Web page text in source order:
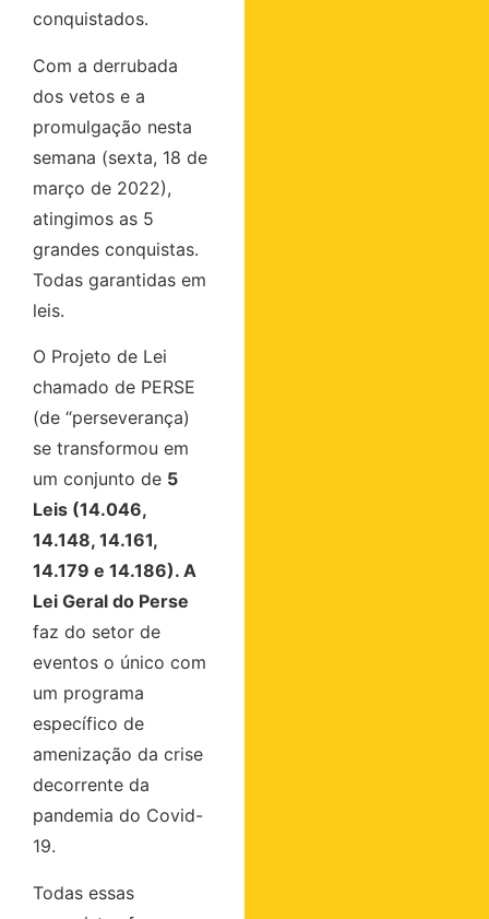
conquistados.
Com a derrubada
dos vetos e a
promulgação nesta
semana (sexta, 18 de
março de 2022),
atingimos as 5
grandes conquistas.
Todas garantidas em
leis.
O Projeto de Lei
chamado de PERSE
(de “perseverança)
se transformou em
um conjunto de 5
Leis (14.046,
14.148, 14.161,
14.179 e 14.186). A
Lei Geral do Perse
faz do setor de
eventos o único com
um programa
específico de
amenização da crise
decorrente da
pandemia do Covid-
19.
Todas essas